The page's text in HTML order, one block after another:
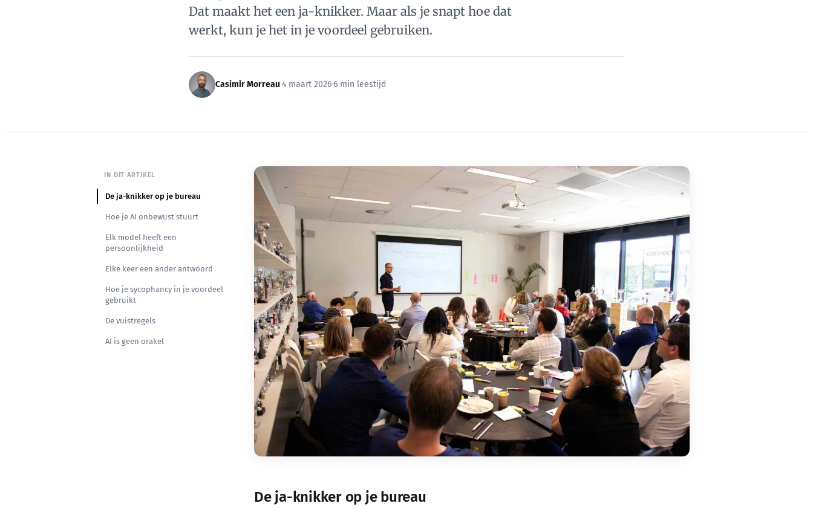
Dat maakt het een ja-knikker. Maar als je snapt hoe dat
werkt, kun je het in je voordeel gebruiken.
Casimir Morreau·4 maart 2026·6 min leestijd
IN DIT ARTIKEL
De ja-knikker op je bureau
Hoe je AI onbewust stuurt
Elk model heeft een
persoonlijkheid
Elke keer een ander antwoord
Hoe je sycophancy in je voordeel
gebruikt
De vuistregels
AI is geen orakel
De ja-knikker op je bureau